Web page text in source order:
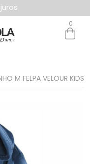
0
M FELPA VELOUR KIDS